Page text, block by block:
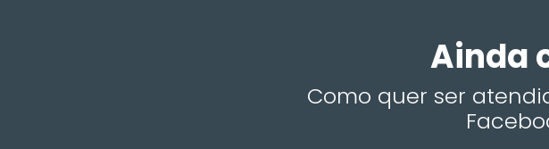
Ainda
Como quer ser